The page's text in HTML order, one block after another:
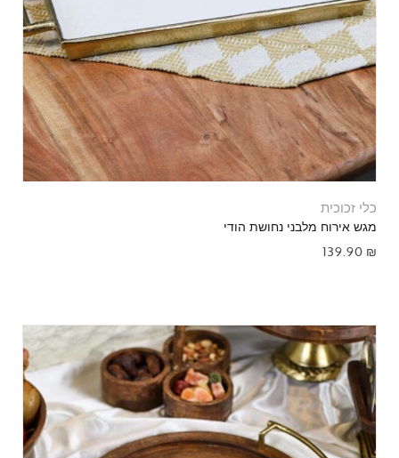
כלי זכוכית
מגש אירוח מלבני נחושת הודי
139.90 ₪